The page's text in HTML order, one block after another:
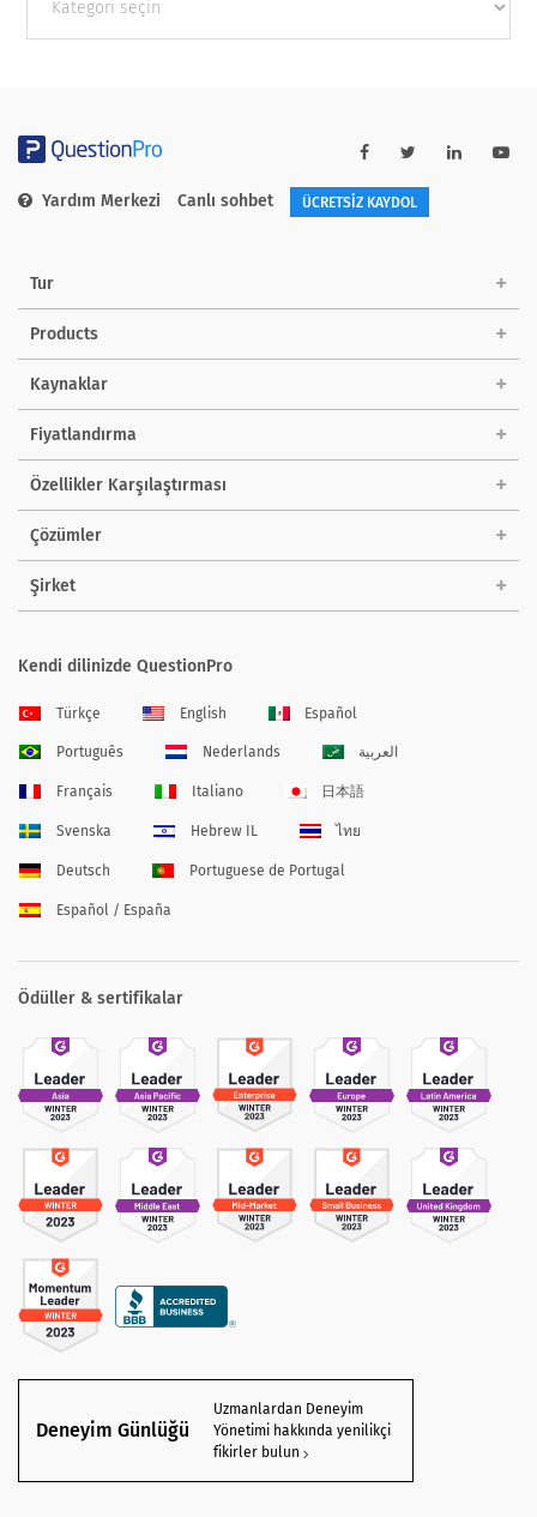
categories
Yardım Merkezi Canlı sohbet ÜCRETSİZ KAYDOL
Tur
Products
Kaynaklar
Fiyatlandırma
Özellikler Karşılaştırması
Çözümler
Şirket
Kendi dilinizde QuestionPro
Türkçe English Español
Português Nederlands العربية
Français Italiano 日本語
Svenska Hebrew IL ไทย
Deutsch Portuguese de Portugal
Español / España
Ödüller & sertifikalar
Deneyim Günlüğü
Uzmanlardan Deneyim
Yönetimi hakkında yenilikçi
fikirler bulun